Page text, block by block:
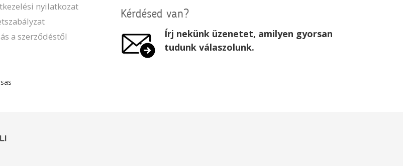
nyilatkozat
a szerződéstől
Kérdésed van?
Írj nekünk üzenetet, amilyen gyorsan
tudunk válaszolunk.